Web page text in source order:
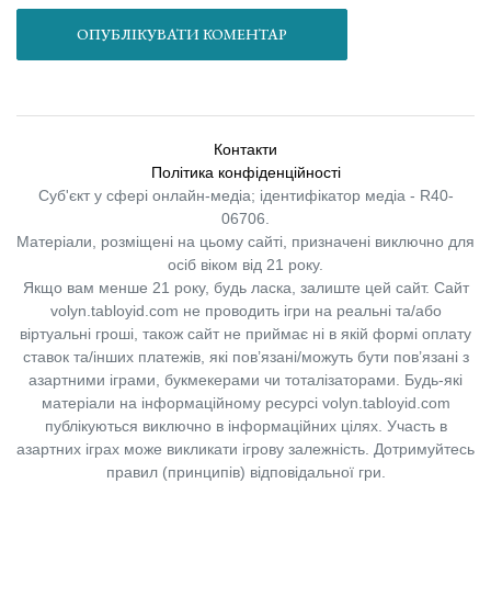
ОПУБЛІКУВАТИ КОМЕНТАР
Контакти
Політика конфіденційності
Суб'єкт у сфері онлайн-медіа; ідентифікатор медіа - R40-
06706.
Матеріали, розміщені на цьому сайті, призначені виключно для
осіб віком від 21 року.
Якщо вам менше 21 року, будь ласка, залиште цей сайт. Сайт
volyn.tabloyid.com не проводить ігри на реальні та/або
віртуальні гроші, також сайт не приймає ні в якій формі оплату
ставок та/інших платежів, які пов’язані/можуть бути пов’язані з
азартними іграми, букмекерами чи тоталізаторами. Будь-які
матеріали на інформаційному ресурсі volyn.tabloyid.com
публікуються виключно в інформаційних цілях. Участь в
азартних іграх може викликати ігрову залежність. Дотримуйтесь
правил (принципів) відповідальної гри.